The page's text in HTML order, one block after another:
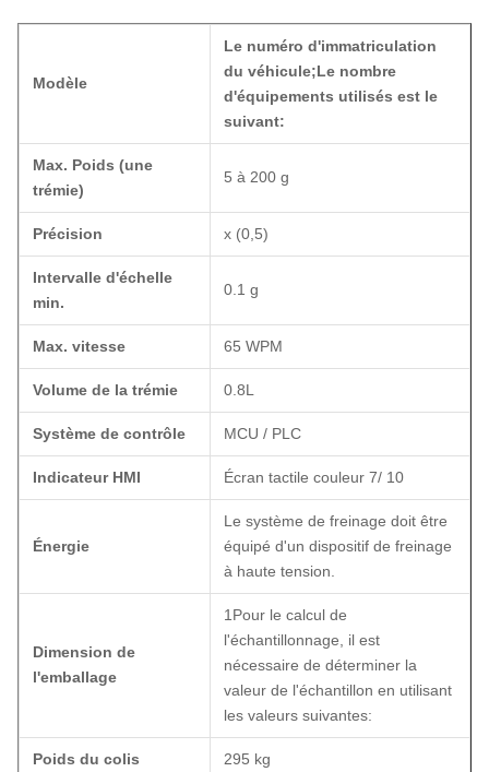
Modèle
Le numéro d'immatriculation
du véhicule;Le nombre
d'équipements utilisés est le
suivant:
Max. Poids (une
trémie)
5 à 200 g
Précision x (0,5)
Intervalle d'échelle
min.
0.1 g
Max. vitesse 65 WPM
Volume de la trémie 0.8L
Système de contrôle MCU / PLC
Indicateur HMI Écran tactile couleur 7/ 10
Énergie
Le système de freinage doit être
équipé d'un dispositif de freinage
à haute tension.
Dimension de
l'emballage
1Pour le calcul de
l'échantillonnage, il est
nécessaire de déterminer la
valeur de l'échantillon en utilisant
les valeurs suivantes:
Poids du colis 295 kg